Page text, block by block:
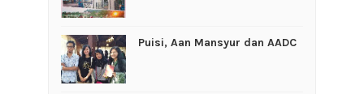
Puisi, Aan Mansyur dan AADC